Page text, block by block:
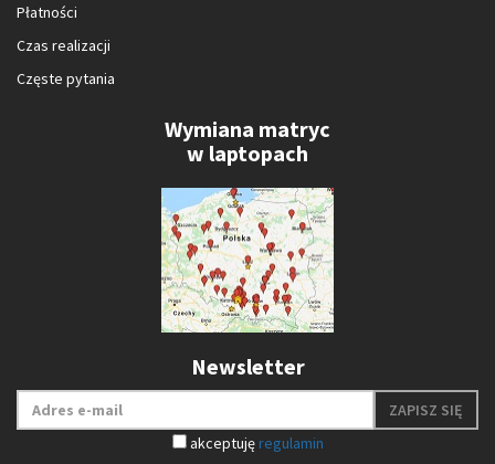
Płatności
Czas realizacji
Częste pytania
Wymiana matryc
w laptopach
Newsletter
ZAPISZ SIĘ
akceptujęregulamin